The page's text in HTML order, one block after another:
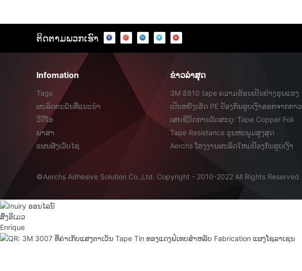
ຕິດ​ຕາມ​ພວກ​ເຮົາ
Infomation
Tags
ຜະລິດຕະພັນທີ່ແນະນໍາ
ວີດີໂອ
ພາສາ
ແຜນຜັງເວັບໄຊ
ຂ່າວ​ລ່າ​ສຸດ
3M 8810 tape ຄວາມຮ້ອນເປັນຢ່າງຮຸນແຮງ
ອອກຈາກ ...
ເປັນຫຍັງເຮັດ PE ປ້ອງກັນຮູບເງົາອອກຈາກກາວ
...
ເສຍຊີວິດການວັດສະດຸ: Tape Copper Foil
Tape Resistance ອຸນຫະພູມສູງສຸດ
Aerchs ໂຮງງານຜະລິດໃຫມ່ປ້ອງກັນຮູບເງົາ
©Aerchs Adhesive Solution Co.,Ltd. Copyright - 2010-2022 All Rights Reserved.
ສົ່ງອີເມວ
Enrique